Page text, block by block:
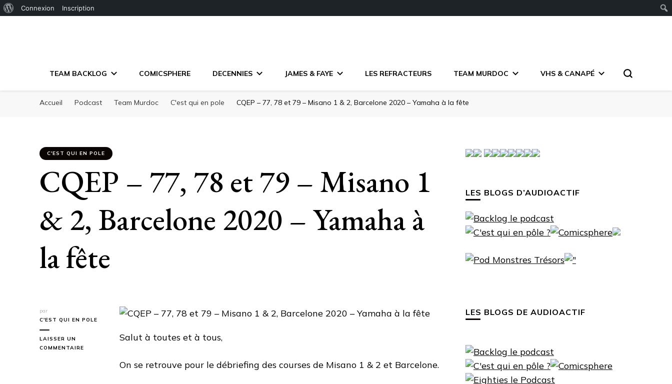
Connexion Inscription
TEAM BACKLOG COMICSPHERE DECENNIES JAMES & FAYE LES REFRACTEURS TEAM MURDOC VHS & CANAPÉ
Accueil Podcast Team Murdoc C'est qui en pole CQEP – 77, 78 et 79 – Misano 1 & 2, Barcelone 2020 – Yamaha à la fête
C'EST QUI EN POLE
CQEP – 77, 78 et 79 – Misano 1
& 2, Barcelone 2020 – Yamaha à
la fête
par
C'EST QUI EN POLE
LAISSER UN
COMMENTAIRE
Salut à toutes et à tous,
On se retrouve pour le débriefing des courses de Misano 1 & 2 et Barcelone.
LES BLOGS D’AUDIOACTIF
LES BLOGS DE AUDIOACTIF